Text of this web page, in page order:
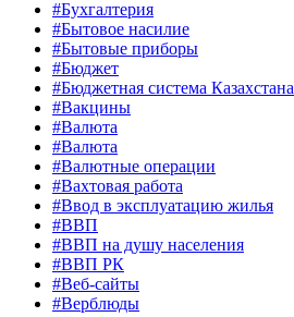
#Бухгалтерия
#Бытовое насилие
#Бытовые приборы
#Бюджет
#Бюджетная система Казахстана
#Вакцины
#Валюта
#Валюта
#Валютные операции
#Вахтовая работа
#Ввод в эксплуатацию жилья
#ВВП
#ВВП на душу населения
#ВВП РК
#Веб-сайты
#Верблюды